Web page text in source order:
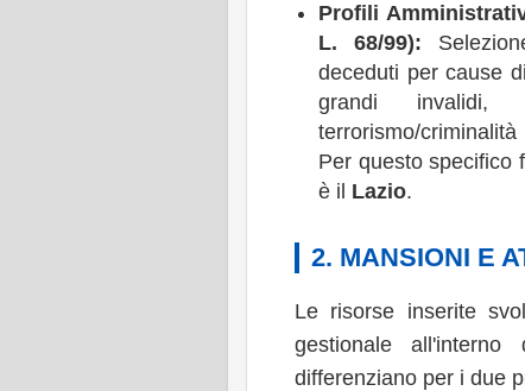
Profili
L. 68/99):
deceduti per cause
grandi invalidi,
terrorismo/
Per questo specifico
è il Lazio.
2. MANSIONI E
Le risorse inserite
gestionale
differenziano per i due